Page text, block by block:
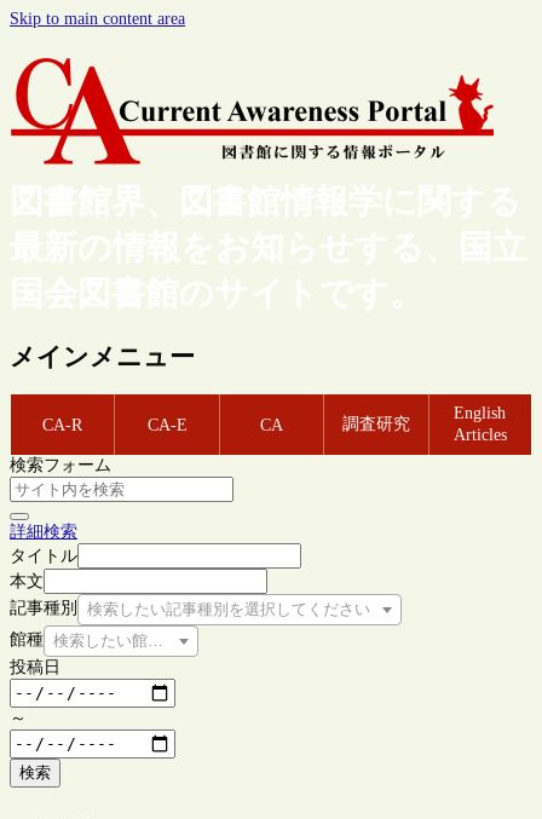
Skip to main content area
図書館界、図書館情報学に関する
最新の情報をお知らせする、国立
国会図書館のサイトです。
メインメニュー
CA-R CA-E CA 調査研究
English
Articles
検索フォーム
詳細検索
タイトル
本文
記事種別
検索したい記事種別を選択してください
館種 検索したい館種を選択してください
投稿日
～
検索